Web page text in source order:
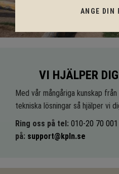
VI HJÄLPER
Med vår mångåriga kunskap
tekniska lösningar så hjälper vi
Ring oss på tel: 010-20 70 001
på: support@kpln.se
ANGE DIN